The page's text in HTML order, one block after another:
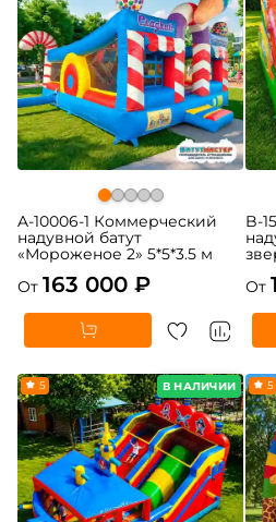
A-10006-1 Коммерческий
надувной батут
«Мороженое 2» 5*5*3.5 м
От 163 000 ₽
B-
От
В НАЛИЧИИ
5 5